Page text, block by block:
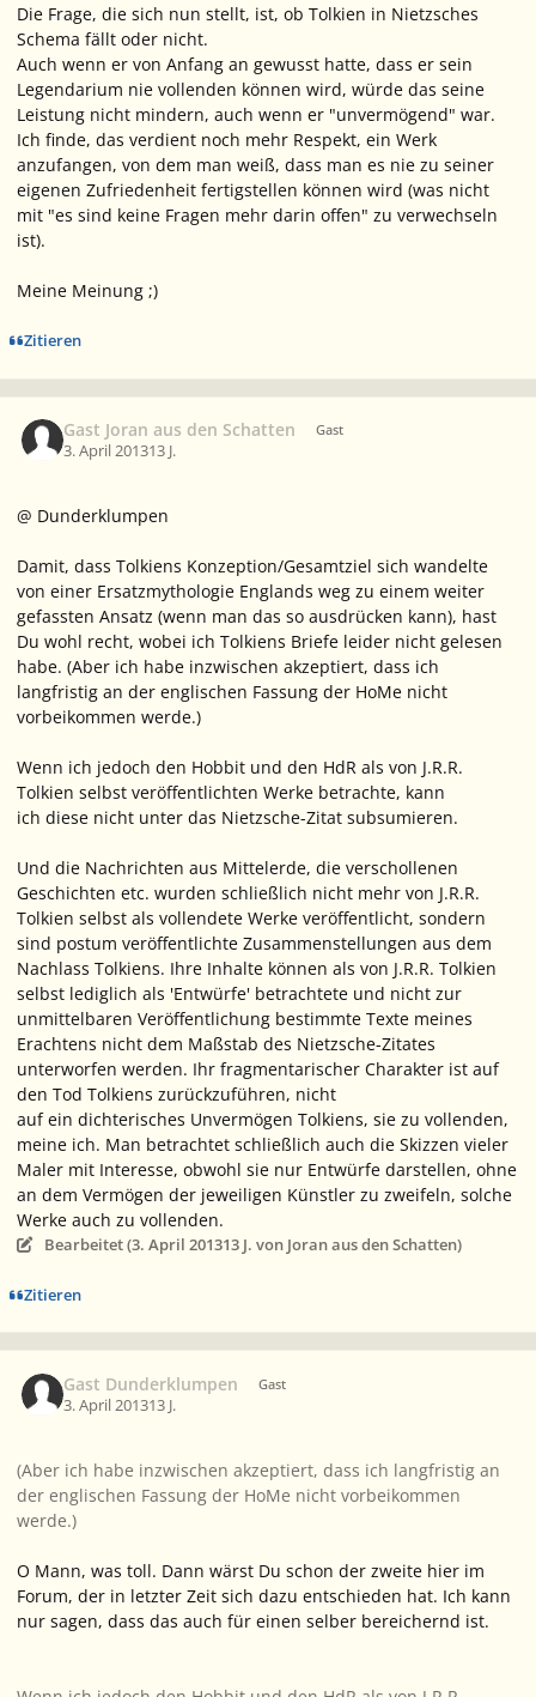
Die Frage, die sich nun stellt, ist, ob Tolkien in Nietzsches
Schema fällt oder nicht.
Auch wenn er von Anfang an gewusst hatte, dass er sein
Legendarium nie vollenden können wird, würde das seine
Leistung nicht mindern, auch wenn er "unvermögend" war.
Ich finde, das verdient noch mehr Respekt, ein Werk
anzufangen, von dem man weiß, dass man es nie zu seiner
eigenen Zufriedenheit fertigstellen können wird (was nicht
mit "es sind keine Fragen mehr darin offen" zu verwechseln
ist).
Meine Meinung ;)
Zitieren
Gast Joran aus den Schatten Gast
3. April 201313 J.
@ Dunderklumpen
Damit, dass Tolkiens Konzeption/Gesamtziel sich wandelte
von einer Ersatzmythologie Englands weg zu einem weiter
gefassten Ansatz (wenn man das so ausdrücken kann), hast
Du wohl recht, wobei ich Tolkiens Briefe leider nicht gelesen
habe. (Aber ich habe inzwischen akzeptiert, dass ich
langfristig an der englischen Fassung der HoMe nicht
vorbeikommen werde.)
Wenn ich jedoch den Hobbit und den HdR als von J.R.R.
Tolkien selbst veröffentlichten Werke betrachte, kann
ich diese nicht unter das Nietzsche-Zitat subsumieren.
Und die Nachrichten aus Mittelerde, die verschollenen
Geschichten etc. wurden schließlich nicht mehr von J.R.R.
Tolkien selbst als vollendete Werke veröffentlicht, sondern
sind postum veröffentlichte Zusammenstellungen aus dem
Nachlass Tolkiens. Ihre Inhalte können als von J.R.R. Tolkien
selbst lediglich als 'Entwürfe' betrachtete und nicht zur
unmittelbaren Veröffentlichung bestimmte Texte meines
Erachtens nicht dem Maßstab des Nietzsche-Zitates
unterworfen werden. Ihr fragmentarischer Charakter ist auf
den Tod Tolkiens zurückzuführen, nicht
auf ein dichterisches Unvermögen Tolkiens, sie zu vollenden,
meine ich. Man betrachtet schließlich auch die Skizzen vieler
Maler mit Interesse, obwohl sie nur Entwürfe darstellen, ohne
an dem Vermögen der jeweiligen Künstler zu zweifeln, solche
Werke auch zu vollenden.
Bearbeitet (3. April 201313 J. von Joran aus den Schatten)
Zitieren
Gast Dunderklumpen Gast
3. April 201313 J.
(Aber ich habe inzwischen akzeptiert, dass ich langfristig an
der englischen Fassung der HoMe nicht vorbeikommen
werde.)
O Mann, was toll. Dann wärst Du schon der zweite hier im
Forum, der in letzter Zeit sich dazu entschieden hat. Ich kann
nur sagen, dass das auch für einen selber bereichernd ist.